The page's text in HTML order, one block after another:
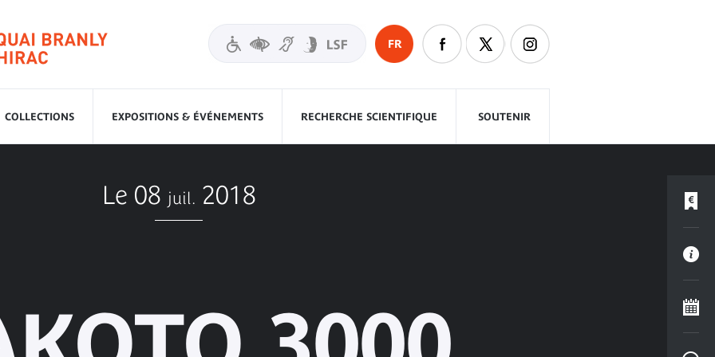
FR
COLLECTIONS EXPOSITIONS & ÉVÉNEMENTS RECHERCHE SCIENTIFIQUE SOUTENIR
Le 08 juil. 2018